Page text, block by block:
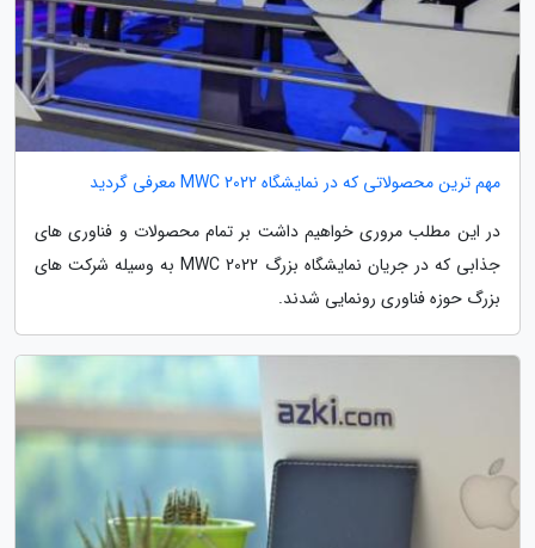
مهم ترین محصولاتی که در نمایشگاه MWC 2022 معرفی گردید
در این مطلب مروری خواهیم داشت بر تمام محصولات و فناوری های
جذابی که در جریان نمایشگاه بزرگ MWC 2022 به وسیله شرکت های
بزرگ حوزه فناوری رونمایی شدند.